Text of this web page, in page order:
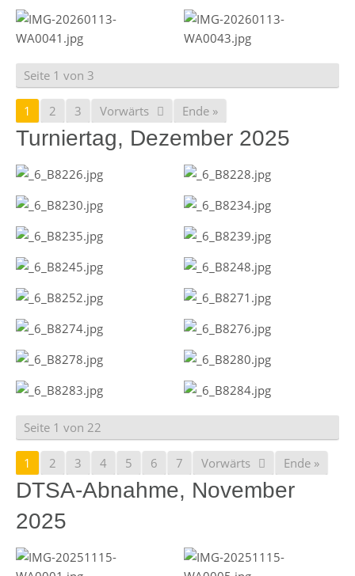
Seite 1 von 3
1 2 3 Vorwärts Ende »
Turniertag, Dezember 2025
Seite 1 von 22
1 2 3 4 5 6 7 Vorwärts Ende »
DTSA-Abnahme, November
2025